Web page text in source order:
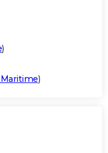
)
)